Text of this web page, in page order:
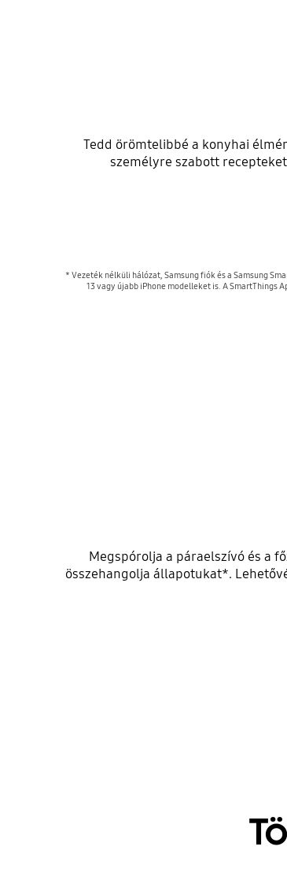
Tedd örömtelibbé a konyhai
személyre szabott
* Vezeték nélküli hálózat, Samsung fiók és a Samsung
13 vagy újabb iPhone modelleket is. A SmartThings
Megspórolja a páraelszívó és a
összehangolja állapotukat*.